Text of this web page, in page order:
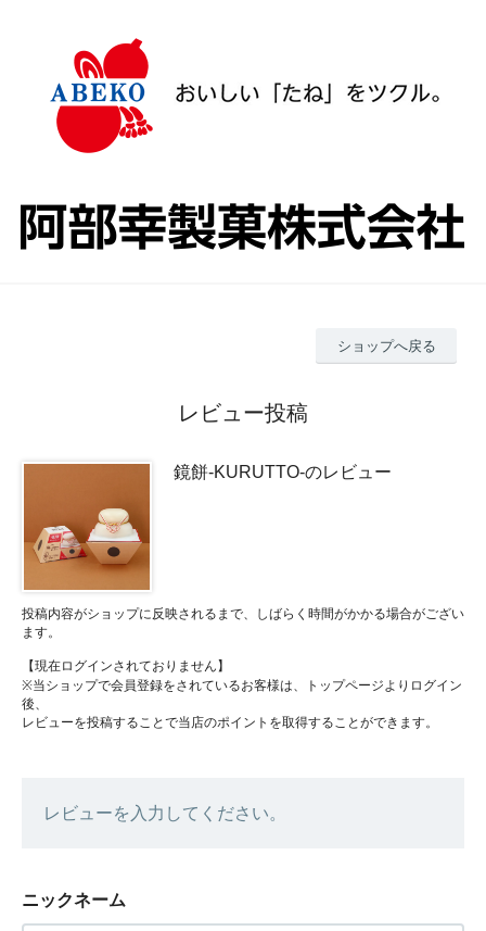
ショップへ戻る
レビュー投稿
鏡餅-KURUTTO-のレビュー
投稿内容がショップに反映されるまで、しばらく時間がかかる場合がござい
ます。
【現在ログインされておりません】
※当ショップで会員登録をされているお客様は、トップページよりログイン
後、
レビューを投稿することで当店のポイントを取得することができます。
レビューを入力してください。
ニックネーム